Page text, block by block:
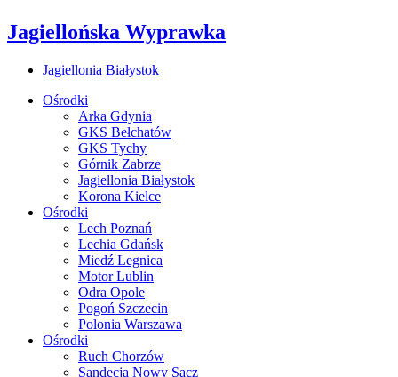
Jagiellońska Wyprawka
Jagiellonia Białystok
Ośrodki
Arka Gdynia
GKS Bełchatów
GKS Tychy
Górnik Zabrze
Jagiellonia Białystok
Korona Kielce
Ośrodki
Lech Poznań
Lechia Gdańsk
Miedź Legnica
Motor Lublin
Odra Opole
Pogoń Szczecin
Polonia Warszawa
Ośrodki
Ruch Chorzów
Sandecja Nowy Sącz